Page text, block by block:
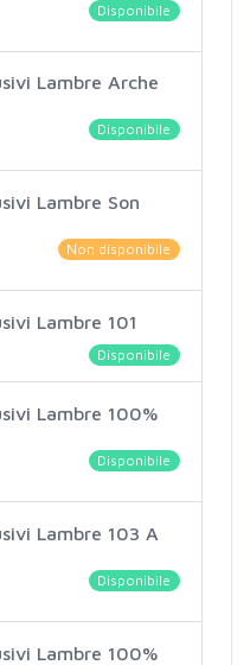
Disponibile
Lambre Arche
Disponibile
Lambre Son
Non disponibile
Lambre 101
Disponibile
Lambre 100%
Disponibile
Lambre 103 A
Disponibile
Lambre 100%